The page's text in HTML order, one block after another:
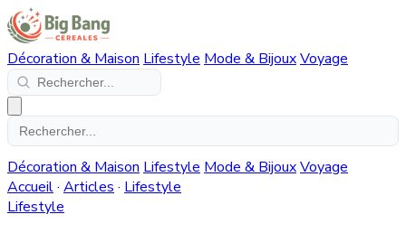
Décoration & Maison Lifestyle Mode & BijouxVoyage
Décoration & Maison Lifestyle Mode & BijouxVoyage
Accueil· Articles · Lifestyle
Lifestyle